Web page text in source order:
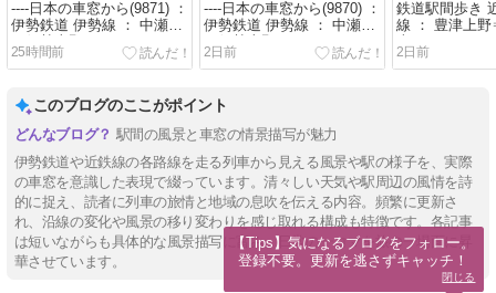
----日本の車窓から(9871) ：
伊勢鉄道 伊勢線 ： 中瀬古
⇒伊勢上野 19
25時間前
----日本の車窓から(9870) ：
伊勢鉄道 伊勢線 ： 中瀬古
⇒伊勢上野 18
2日前
鉄道駅間歩き
線 ： 豊津上
2日前
このブログのここがポイント
駅間の風景と車窓の情景描写が魅力
伊勢鉄道や近鉄線の各路線を走る列車から見える風景や駅の様子を、実際
の車窓を意識した表現で綴っています。清々しい天気や駅周辺の風情を詩
的に捉え、読者に列車の旅情と地域の息吹を伝える内容。頻繁に更新さ
れ、沿線の変化や風景の移り変わりを感じ取れる構成も特徴です。各記事
は短いながらも具体的な風景描写に富み、日常の一コマを旅の一場面に昇
華させています。
【Tips】気になるブログをフォロー。
登録不要。更新を逃さずキャッチ！
閉じる